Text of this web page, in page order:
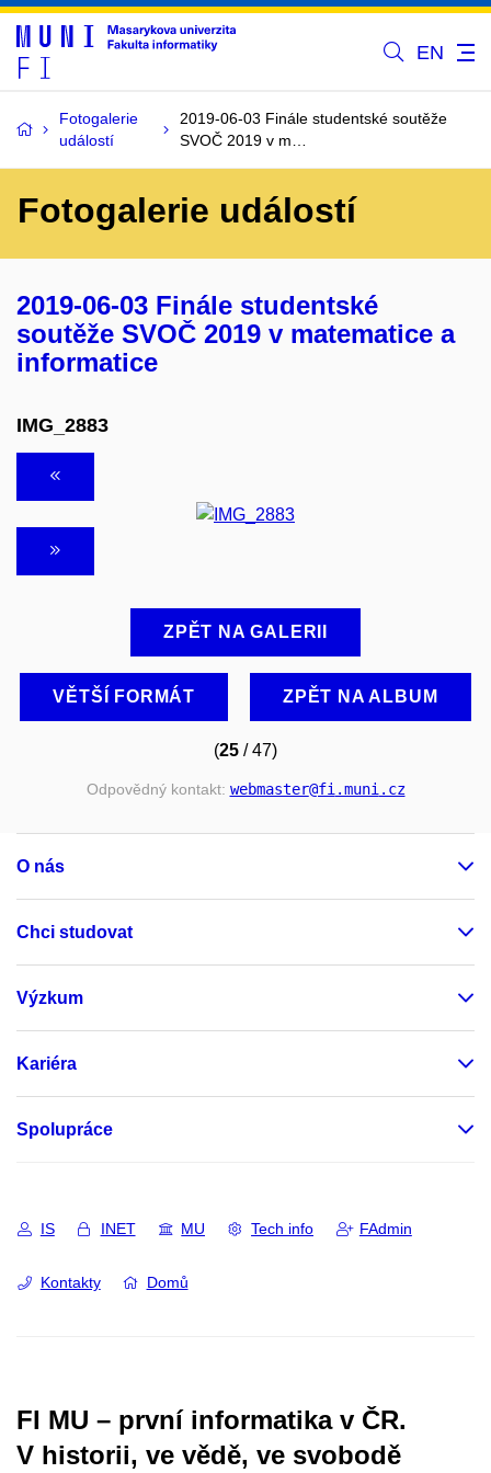
EN
Fotogalerie
událostí
2019-06-03 Finále studentské soutěže
SVOČ 2019 v m…
Fotogalerie událostí
2019-06-03 Finále studentské
soutěže SVOČ 2019 v matematice a
informatice
IMG_2883
ZPĚT NA GALERII
VĚTŠÍ FORMÁT ZPĚT NA ALBUM
(25 / 47)
Odpovědný kontakt: webmaster@fi.muni.cz
O nás
Chci studovat
Výzkum
Kariéra
Spolupráce
IS INET MU Tech info FAdmin
Kontakty Domů
FI MU – první informatika v ČR.
V historii, ve vědě, ve svobodě